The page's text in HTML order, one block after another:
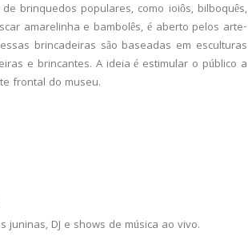
brinquedos populares, como ioiôs, bilboquês,
amarelinha e bambolês, é aberto pelos arte-
brincadeiras são baseadas em esculturas
e brincantes. A ideia é estimular o público a
frontal do museu.
DJ e shows de música ao vivo.